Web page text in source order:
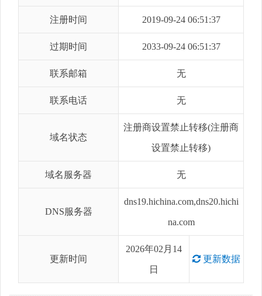
注册时间 2019-09-24 06:51:37
过期时间 2033-09-24 06:51:37
联系邮箱 无
联系电话 无
域名状态
注册商设置禁止转移(注册商
设置禁止转移)
域名服务器 无
DNS服务器
dns19.hichina.com,dns20.hichi
na.com
更新时间
2026年02月14
日
更新数据